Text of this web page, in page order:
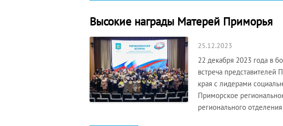
Высокие награды Матерей Приморья
25.12.2023
22 декабря 2023 года в
встреча представителей
края с лидерами
Приморское
регионального